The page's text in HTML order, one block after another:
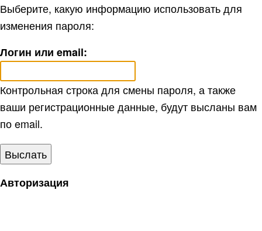
Выберите, какую информацию использовать для
изменения пароля:
Логин или email:
Контрольная строка для смены пароля, а также
ваши регистрационные данные, будут высланы вам
по email.
Авторизация